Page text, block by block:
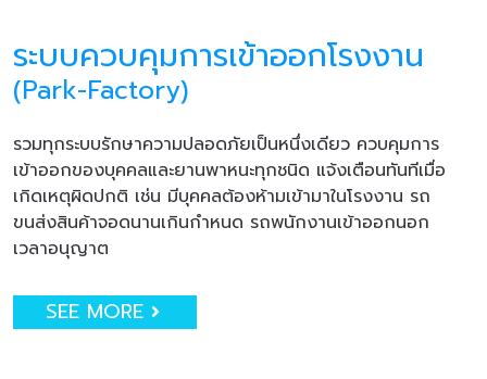
ระบบควบคุมการเข้าออกโรงงาน
(Park-Factory)
รวมทุกระบบรักษาความปลอดภัยเป็นหนึ่งเดียว ควบคุมการ
เข้าออกของบุคคลและยานพาหนะทุกชนิด แจ้งเตือนทันทีเมื่อ
เกิดเหตุผิดปกติ เช่น มีบุคคลต้องห้ามเข้ามาในโรงงาน รถ
ขนส่งสินค้าจอดนานเกินกำหนด รถพนักงานเข้าออกนอก
เวลาอนุญาต
SEE MORE